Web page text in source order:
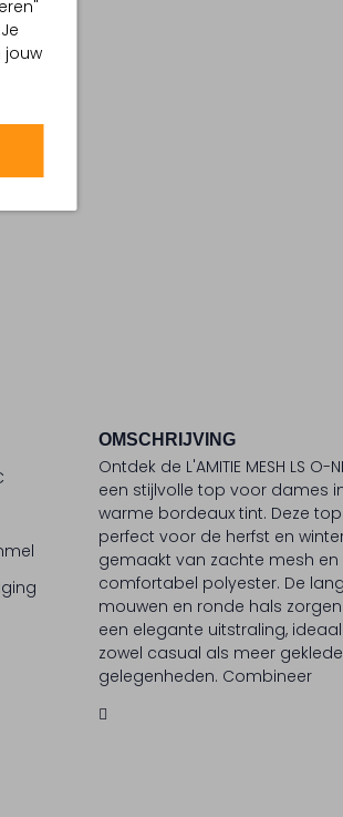
jouw
OMSCHRIJVING
Ontdek de L'AMITIE MESH LS O-
een stijlvolle top voor dames
warme bordeaux tint. Deze
perfect voor de herfst en
gemaakt van zachte mesh en
comfortabel polyester. De
mouwen en ronde hals
een elegante uitstraling,
zowel casual als meer geklede
gelegenheden. Combineer
rok voor een verfijnde look.